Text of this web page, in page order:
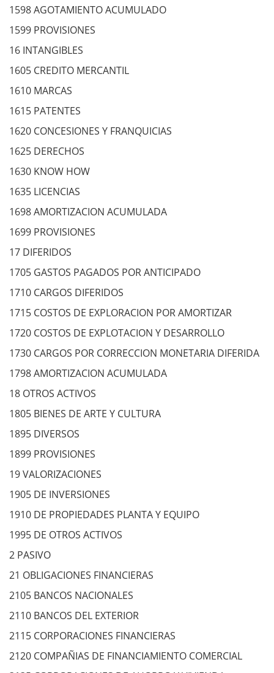
1598 AGOTAMIENTO ACUMULADO
1599 PROVISIONES
16 INTANGIBLES
1605 CREDITO MERCANTIL
1610 MARCAS
1615 PATENTES
1620 CONCESIONES Y FRANQUICIAS
1625 DERECHOS
1630 KNOW HOW
1635 LICENCIAS
1698 AMORTIZACION ACUMULADA
1699 PROVISIONES
17 DIFERIDOS
1705 GASTOS PAGADOS POR ANTICIPADO
1710 CARGOS DIFERIDOS
1715 COSTOS DE EXPLORACION POR AMORTIZAR
1720 COSTOS DE EXPLOTACION Y DESARROLLO
1730 CARGOS POR CORRECCION MONETARIA DIFERIDA
1798 AMORTIZACION ACUMULADA
18 OTROS ACTIVOS
1805 BIENES DE ARTE Y CULTURA
1895 DIVERSOS
1899 PROVISIONES
19 VALORIZACIONES
1905 DE INVERSIONES
1910 DE PROPIEDADES PLANTA Y EQUIPO
1995 DE OTROS ACTIVOS
2 PASIVO
21 OBLIGACIONES FINANCIERAS
2105 BANCOS NACIONALES
2110 BANCOS DEL EXTERIOR
2115 CORPORACIONES FINANCIERAS
2120 COMPAÑIAS DE FINANCIAMIENTO COMERCIAL